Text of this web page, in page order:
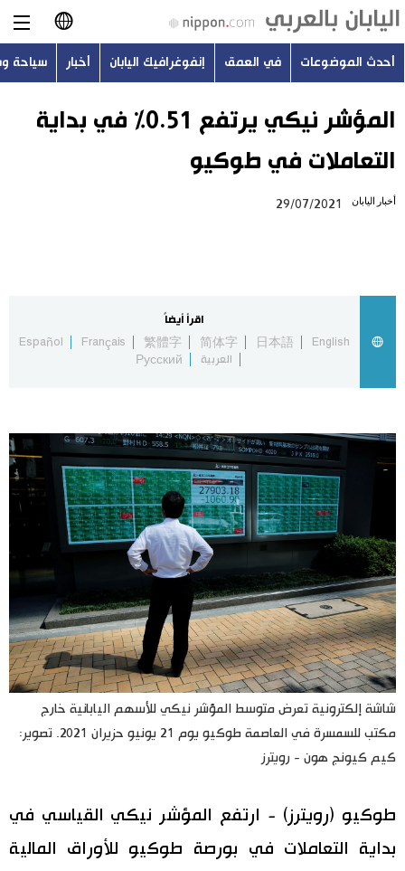
日本語
English
Русский
أحدث الموضوعات
اليابان في فيديو
مانغا وأنيمي
علوم وتكنولوجيا
الأقسام
صور
أشخاص
تجارب وآراء
اقتصاد
الأكثر تفاعلا
اللغة اليابانية
موسوعة اليابان
المطبخ الياباني
تواصل معنا
أحدث الموضوعات في العمق إنفوغرافيك اليابان أخبار سياحة
المؤشر نيكي يرتفع 0.51% في بداية
التعاملات في طوكيو
أخبار اليابان 29/07/2021
اقرأ أيضاً
English
日本語
简体字
繁體字
Français
Español
العربية
Русский
شاشة إلكترونية تعرض متوسط المؤشر نيكي للأسهم اليابانية خارج
مكتب للسمسرة في العاصمة طوكيو يوم 21 يونيو حزيران 2021. تصوير:
كيم كيونج هون - رويترز
طوكيو (رويترز) - ارتفع المؤشر نيكي القياسي في
بداية التعاملات في بورصة طوكيو للأوراق المالية